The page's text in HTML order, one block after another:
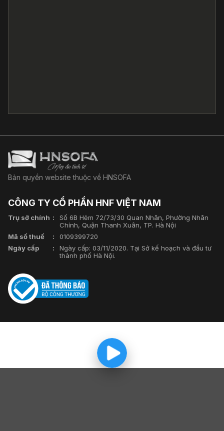
Bản quyền website thuộc về HNSOFA
CÔNG TY CỔ PHẦN HNF VIỆT NAM
Trụ sở chính
Số 6B Hẻm 72/73/30 Quan Nhân, Phường Nhân
Chính, Quận Thanh Xuân, TP. Hà Nội
Mã số thuế
0109399720
Ngày cấp
Ngày cấp: 03/11/2020. Tại Sở kế hoạch và đầu tư
thành phố Hà Nội.